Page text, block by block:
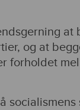
at
og at
forholdet